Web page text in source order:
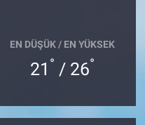
EN DÜŞÜK / EN YÜKSEK
21 ° / 26°